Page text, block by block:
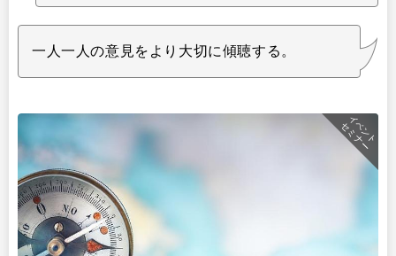
一人一人の意見をより大切に傾聴する。
イベント
セミナー